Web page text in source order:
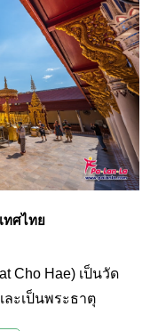
ทศไทย
Cho Hae) เป็นวัด
ละเป็นพระธาตุ